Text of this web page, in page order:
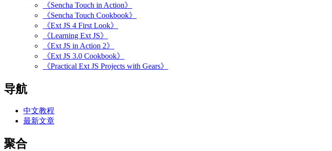
《Sencha Touch in Action》
《Sencha Touch Cookbook》
《Ext JS 4 First Look》
《Learning Ext JS》
《Ext JS in Action 2》
《Ext JS 3.0 Cookbook》
《Practical Ext JS Projects with Gears》
导航
中文教程
最新文章
聚合